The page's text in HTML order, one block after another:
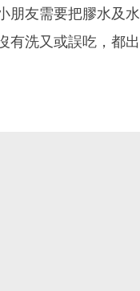
朋友需要把膠水及水
有洗又或誤吃，都出